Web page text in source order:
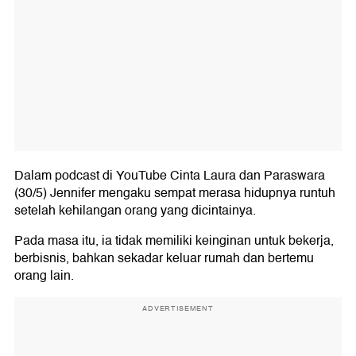
Dalam podcast di YouTube Cinta Laura dan Paraswara
(30/5) Jennifer mengaku sempat merasa hidupnya runtuh
setelah kehilangan orang yang dicintainya.
Pada masa itu, ia tidak memiliki keinginan untuk bekerja,
berbisnis, bahkan sekadar keluar rumah dan bertemu
orang lain.
ADVERTISEMENT